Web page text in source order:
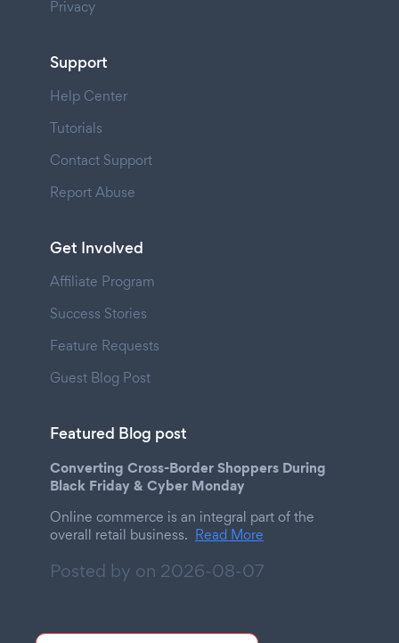
Privacy
Support
Help Center
Tutorials
Contact Support
Report Abuse
Get Involved
Affiliate Program
Success Stories
Feature Requests
Guest Blog Post
Featured Blog post
Converting Cross-Border Shoppers During
Black Friday & Cyber Monday
Online commerce is an integral part of the
overall retail business. Read More
Posted by on 2026-08-07